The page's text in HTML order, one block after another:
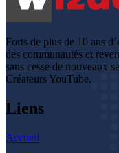
Forts de plus de 10 ans
des communautés et
sans cesse de nouveaux
Créateurs YouTube.
Liens
Accueil